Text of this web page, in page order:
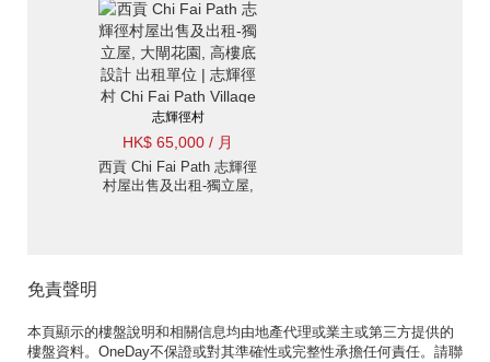
村出售單位
志輝徑村
HK$ 65,000 / 月
西貢 Chi Fai Path 志輝徑
村屋出售及出租-獨立屋,
免責聲明
本頁顯示的樓盤說明和相關信息均由地產代理或業主或第三方提供的
樓盤資料。OneDay不保證或對其準確性或完整性承擔任何責任。請聯